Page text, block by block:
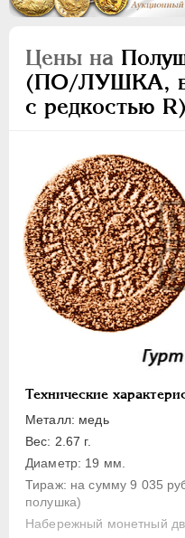
Цены на
(ПО/ЛУШКА,
с редкостью R)
Технические
Металл: медь
Вес: 2.67 г.
Диаметр: 19 мм.
Тираж: на сумму 9 035
полушка)
Набережный монетный
Серебро
Медь
5 копеек
Полушка
Полполушки
Пробные
Для Речи Посполитой
Монетовидные жетоны
ЕКАТЕРИНА I 1725-
1727-1729
АННА ИОАННОВНА
ИОАНН АНТОНОВИЧ
ЕЛИЗАВЕТА
ПЕТР III 1762-1762
ЕКАТЕРИНА II 1762-
ПАВЕЛ I